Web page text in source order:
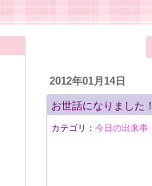
2012年01月14日
お世話になりました！
カテゴリ： 今日の出来事